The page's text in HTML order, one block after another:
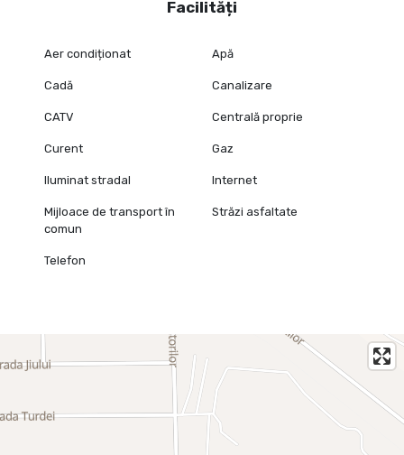
Facilități
Aer condiționat Apă
Cadă Canalizare
CATV Centrală proprie
Curent Gaz
Iluminat stradal Internet
Mijloace de transport în
comun
Străzi asfaltate
Telefon